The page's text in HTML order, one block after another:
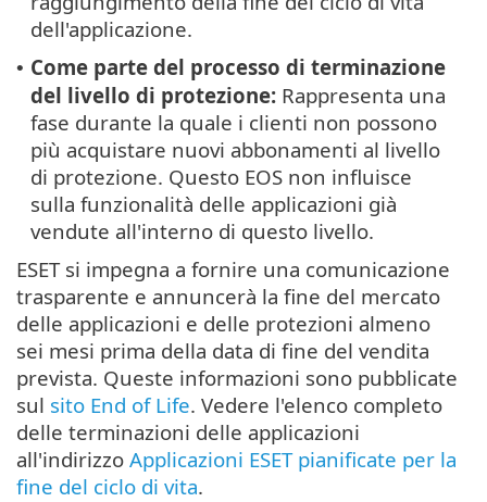
dell'applicazione.
• Come parte del processo di terminazione
del livello di protezione: Rappresenta una
fase durante la quale i clienti non possono
più acquistare nuovi abbonamenti al livello
di protezione. Questo EOS non influisce
sulla funzionalità delle applicazioni già
vendute all'interno di questo livello.
ESET si impegna a fornire una comunicazione
trasparente e annuncerà la fine del mercato
delle applicazioni e delle protezioni almeno
sei mesi prima della data di fine del vendita
prevista. Queste informazioni sono pubblicate
sul sito End of Life. Vedere l'elenco completo
delle terminazioni delle applicazioni
all'indirizzo Applicazioni ESET pianificate per la
fine del ciclo di vita.